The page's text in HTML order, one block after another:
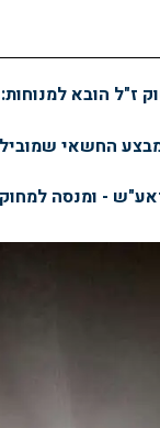
ז"ל הובא
החשאי
- ומנסה